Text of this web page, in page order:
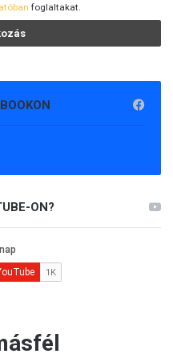
foglaltakat.
ON?